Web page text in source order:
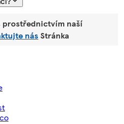
prostřednictvím naší
nás Stránka